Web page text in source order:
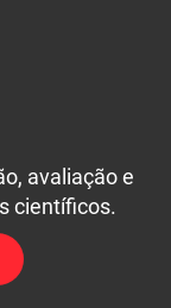
avaliação e
científicos.